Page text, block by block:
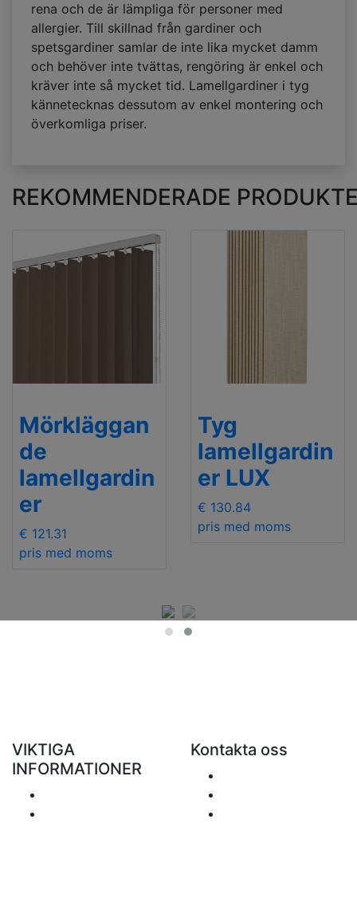
rena och de är lämpliga för personer med
allergier. Till skillnad från gardiner och
spetsgardiner samlar de inte lika mycket damm
och behöver inte tvättas, rengöring är enkel och
kräver inte så mycket tid. Lamellgardiner i tyg
kännetecknas dessutom av enkel montering och
överkomliga priser.
REKOMMENDERADE
Mörkläggan
de
lamellgardin
er
€ 121.31
pris med moms
Tyg
lamellgardin
er LUX
€ 130.84
pris med moms
VIKTIGA
INFORMATIONER
Kontakta oss